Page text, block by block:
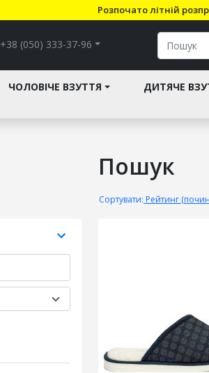
Розпочато літній
+38 (050) 333-37-96
ЧОЛОВІЧЕ ВЗУТТЯ ДИТЯЧЕ
Пошук
Сортувати: Рейтинг